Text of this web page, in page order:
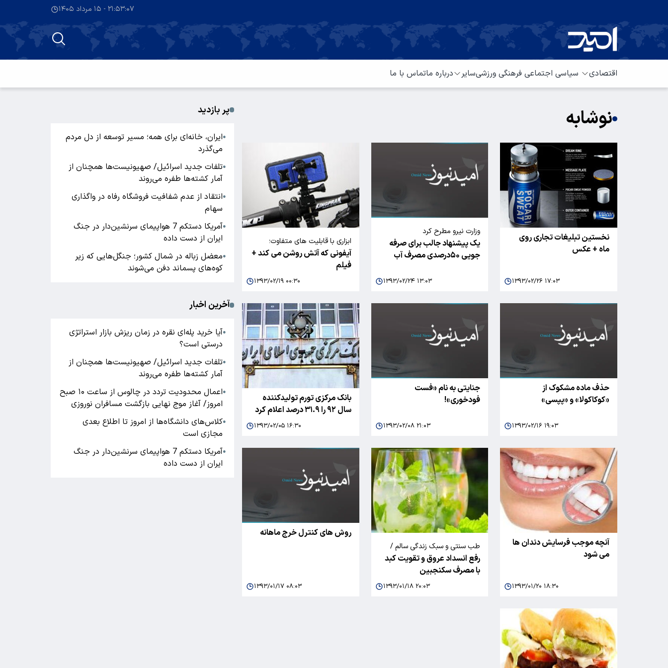
۲۱:۵۳:۰۷ - ۱۵ مرداد ۱۴۰۵
اقتصادی سیاسی اجتماعی فرهنگی ورزشیسایر درباره ماتماس با ما
نوشابه
نخستین تبلیغات تجاری روی
ماه + عکس
۱۳۹۳/۰۲/۲۶ ۱۷:۰۳
وزارت نیرو مطرح کرد
یک پیشنهاد جالب برای صرفه
جویی ۵۰درصدی مصرف آب
۱۳۹۳/۰۲/۲۴ ۱۳:۰۳
ابزاری با قابلیت های متفاوت؛
آیفونی که آتش روشن می کند +
فیلم
۱۳۹۳/۰۲/۱۹ ۰۰:۳۰
حذف ماده مشکوک از
«کوکاکولا» و «پپسی»
۱۳۹۳/۰۲/۱۶ ۱۹:۰۳
جنایتی به نام «فست
فودخوری»!
۱۳۹۳/۰۲/۰۸ ۲۱:۰۳
بانک مرکزی تورم تولیدکننده
سال ۹۲ را ۳۱.۹ درصد اعلام کرد
۱۳۹۳/۰۲/۰۵ ۱۶:۳۰
آنچه موجب فرسایش دندان ها
می شود
۱۳۹۳/۰۱/۲۰ ۱۸:۳۰
طب سنتی و سبک زندگی سالم /
رفع انسداد عروق و تقویت کبد
با مصرف سکنجبین
۱۳۹۳/۰۱/۱۸ ۲۰:۰۳
روش های کنترل خرج ماهانه
۱۳۹۳/۰۱/۱۷ ۰۸:۰۳
پر بازدید
●ایران، خانه‌ای برای همه؛ مسیر توسعه از دل مردم
می‌گذرد
●تلفات جدید اسرائیل/ صهیونیست‌ها همچنان از
آمار کشته‌ها طفره می‌روند
●انتقاد از عدم شفافیت فروشگاه رفاه در واگذاری
سهام
●
آمریکا دستکم 7 هواپیمای سرنشین‌دار در جنگ
ایران از دست داده
●معضل زباله در شمال کشور؛ جنگل‌هایی که زیر
کوه‌های پسماند دفن می‌شوند
آخرین اخبار
●آیا خرید پله‌ای نقره در زمان ریزش بازار استراتژی
درستی است؟
●تلفات جدید اسرائیل/ صهیونیست‌ها همچنان از
آمار کشته‌ها طفره می‌روند
●
اعمال محدودیت تردد در چالوس از ساعت ۱۰ صبح
امروز/ آغاز موج نهایی بازگشت مسافران نوروزی
●کلاس‌های دانشگاه‌ها از امروز تا اطلاع بعدی
مجازی است
●
آمریکا دستکم 7 هواپیمای سرنشین‌دار در جنگ
ایران از دست داده